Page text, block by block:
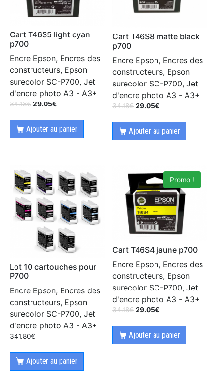
Cart T46S5 light cyan
p700
Encre Epson, Encres des
constructeurs, Epson
surecolor SC-P700, Jet
d'encre photo A3 - A3+
34.18€ 29.05€
Ajouter au panier
Cart T46S8 matte black
p700
Encre Epson, Encres des
constructeurs, Epson
surecolor SC-P700, Jet
d'encre photo A3 - A3+
34.18€ 29.05€
Ajouter au panier
Lot 10 cartouches pour
P700
Encre Epson, Encres des
constructeurs, Epson
surecolor SC-P700, Jet
d'encre photo A3 - A3+
341.80€
Ajouter au panier
Promo !
Cart T46S4 jaune p700
Encre Epson, Encres des
constructeurs, Epson
surecolor SC-P700, Jet
d'encre photo A3 - A3+
34.18€ 29.05€
Ajouter au panier